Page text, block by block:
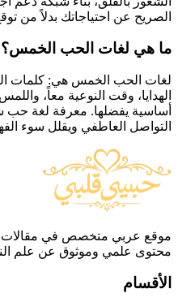
الصريح عن احتياجاتك بدلاً من
ما هي لغات الحب الخمس؟
لغات الحب الخمس هي: كلمات
الهدايا، وقت النوعية معاً،
أساسية يفضلها. معرفة لغة
التواصل العاطفي ويقلل سوء
موقع عربي متخصص في مقالات
محتوى علمي وموثوق عن علم
الأقسام